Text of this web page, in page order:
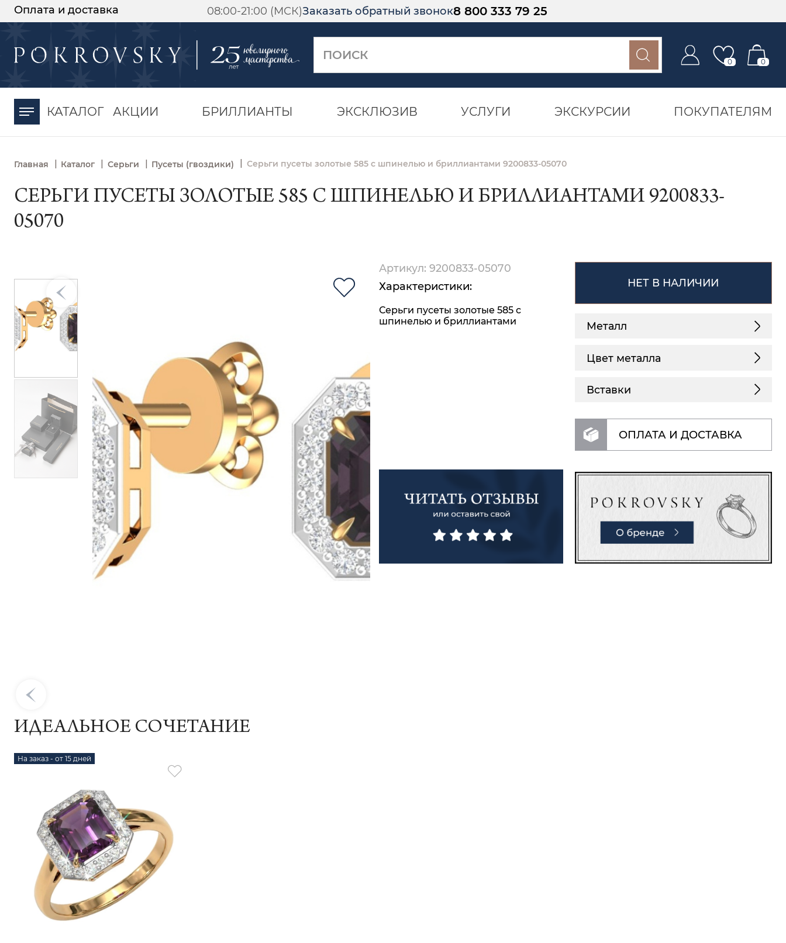
Оплата и доставка 08:00-21:00 (МСК)Заказать обратный звонок8 800 333 79 25
0 0
КАТАЛОГ АКЦИИ БРИЛЛИАНТЫ ЭКСКЛЮЗИВ УСЛУГИ ЭКСКУРСИИ ПОКУПАТЕЛЯМ
Главная | Каталог | Серьги | Пусеты (гвоздики) Серьги пусеты золотые 585 с шпинелью и бриллиантами 9200833-05070
СЕРЬГИ ПУСЕТЫ ЗОЛОТЫЕ 585 С ШПИНЕЛЬЮ И БРИЛЛИАНТАМИ 9200833-
05070
Артикул: 9200833-05070
Характеристики:
Серьги пусеты золотые 585 с
шпинелью и бриллиантами
НЕТ В НАЛИЧИИ
Металл
Цвет металла
Вставки
ОПЛАТА И ДОСТАВКА
ИДЕАЛЬНОЕ СОЧЕТАНИЕ
На заказ - от 15 дней
-30%
момента оплаты